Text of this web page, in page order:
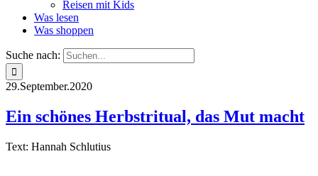
Reisen mit Kids
Was lesen
Was shoppen
Suche nach:
29.September.2020
Ein schönes Herbstritual, das Mut macht
Text: Hannah Schlutius